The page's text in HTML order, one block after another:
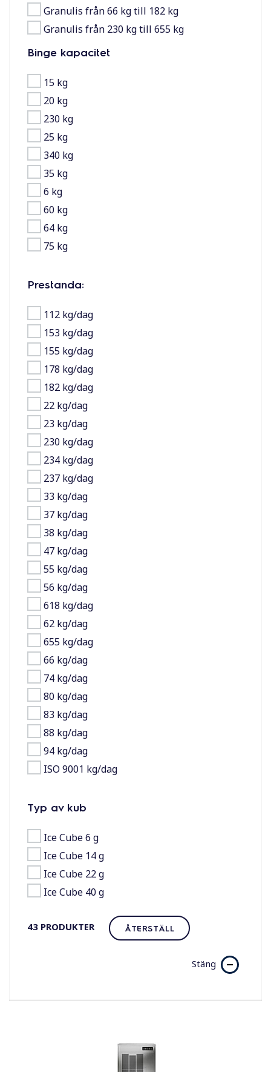
Granulis från 66 kg till 182 kg
Granulis från 230 kg till 655 kg
Binge kapacitet
15 kg
20 kg
230 kg
25 kg
340 kg
35 kg
6 kg
60 kg
64 kg
75 kg
Prestanda:
112 kg/dag
153 kg/dag
155 kg/dag
178 kg/dag
182 kg/dag
22 kg/dag
23 kg/dag
230 kg/dag
234 kg/dag
237 kg/dag
33 kg/dag
37 kg/dag
38 kg/dag
47 kg/dag
55 kg/dag
56 kg/dag
618 kg/dag
62 kg/dag
655 kg/dag
66 kg/dag
74 kg/dag
80 kg/dag
83 kg/dag
88 kg/dag
94 kg/dag
ISO 9001 kg/dag
Typ av kub
Ice Cube 6 g
Ice Cube 14 g
Ice Cube 22 g
Ice Cube 40 g
43 PRODUKTER ÅTERSTÄLL
Stäng